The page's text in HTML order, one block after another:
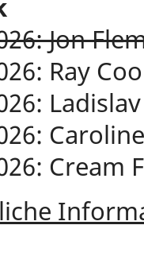
Jon
Ray
Cream